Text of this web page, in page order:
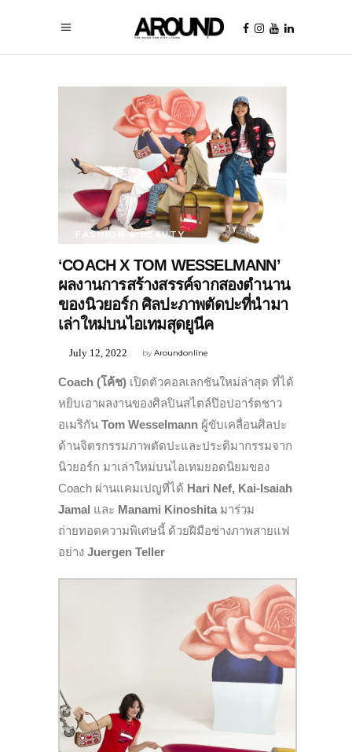
FASHION & BEAUTY
‘COACH X TOM WESSELMANN’
ผลงานการสร้างสรรค์จากสองตำนาน
ของนิวยอร์ก ศิลปะภาพตัดปะที่นำมา
เล่าใหม่บนไอเทมสุดยูนีค
byAroundonline
July 12, 2022
Coach (โค้ช) เปิดตัวคอลเลกชันใหม่ล่าสุด ที่ได้
หยิบเอาผลงานของศิลปินสไตล์ป๊อปอาร์ตชาว
อเมริกัน Tom Wesselmann ผู้ขับเคลื่อนศิลปะ
ด้านจิตรกรรมภาพตัดปะและประติมากรรมจาก
นิวยอร์ก มาเล่าใหม่บนไอเทมยอดนิยมของ
Coach ผ่านแคมเปญที่ได้ Hari Nef, Kai-Isaiah
Jamal และ Manami Kinoshita มาร่วม
ถ่ายทอดความพิเศษนี้ ด้วยฝีมือช่างภาพสายแฟ
อย่าง Juergen Teller